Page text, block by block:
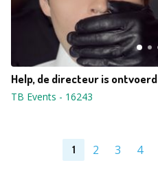
Help, de directeur is ontvoerd
TB Events - 16243
1 2 3 4